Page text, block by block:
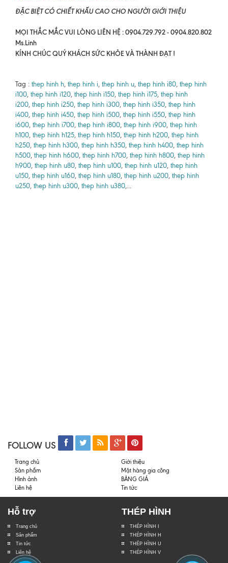
ĐẶC BIỆT CÓ CHIẾT KHẤU CAO CHO NGƯỜI GIỚI THIỆU
MỌI THẮC MẮC VUI LÒNG LIÊN HỆ : 0904.729.792 - 0904.820.802
Ms.Linh
KÍNH CHÚC QUÝ KHÁCH SỨC KHỎE VÀ THÀNH ĐẠT !
Tag : thep hinh h, thep hinh i, thep hinh u, thep hinh i80, thep hinh
i100, thep hinh i120, thep hinh i150, thep hinh i175, thep hinh
i200, thep hinh i250, thep hinh i300, thep hinh i350, thep hinh
i400, thep hinh i450, thep hinh i500, thep hinh i550, thep hinh
i600, thep hinh i700, thep hinh i800, thep hinh i900, thep hinh
h100, thep hinh h125, thep hinh h150, thep hinh h200, thep hinh
h250, thep hinh h300, thep hinh h350, thep hinh h400, thep hinh
h500, thep hinh h600, thep hinh h700, thep hinh h800, thep hinh
h900, thep hinh u80, thep hinh u100, thep hinh u120, thep hinh
u150, thep hinh u160, thep hinh u180, thep hinh u200, thep hinh
u250, thep hinh u300, thep hinh u380,...
FOLLOW US
Trang chủ
Giới thiệu
Sản phẩm
Mặt hàng gia công
Hình ảnh
BẢNG GIÁ
Liên hệ
Tin tức
Hỗ trợ
Trang chủ
Sản phẩm
Tin tức
Liên hệ
THÉP HÌNH
THÉP HÌNH I
THÉP HÌNH H
THÉP HÌNH U
THÉP HÌNH V